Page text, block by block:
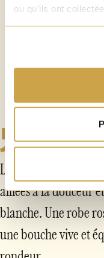
ou qu'ils ont
La fraîcheur et la
alliées à la douceur
blanche. Une robe
une bouche vive et